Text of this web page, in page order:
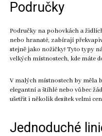
Područky
Područky na pohovkách a
nebo hranaté, zabírají
stejně jako nožičky! Tyto typy
velkých místnostech, kde máte
V malých místnostech by měla
elegantní a štíhlé nebo vůbec
ušetřit i několik desítek velmi
Jednoduché